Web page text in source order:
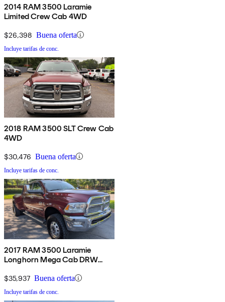
2014 RAM 3500 Laramie
Limited Crew Cab 4WD
$26,398 Buena oferta
Incluye tarifas de conc.
2018 RAM 3500 SLT Crew Cab
4WD
$30,476 Buena oferta
Incluye tarifas de conc.
2017 RAM 3500 Laramie
Longhorn Mega Cab DRW
$35,937 Buena oferta
Incluye tarifas de conc.